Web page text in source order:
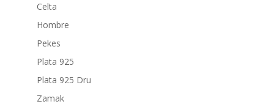
Celta
Hombre
Pekes
Plata 925
Plata 925 Dru
Zamak